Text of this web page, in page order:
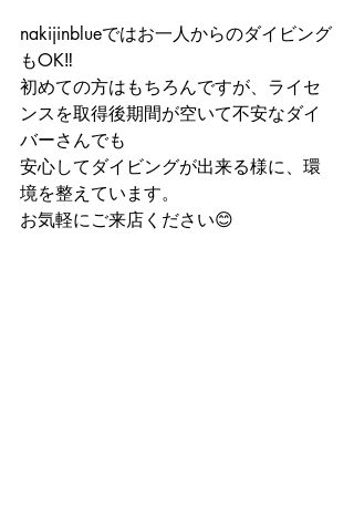
nakijinblueではお一人からのダイビング
もOK‼️
初めての方はもちろんですが、ライセ
ンスを取得後期間が空いて不安なダイ
バーさんでも
安心してダイビングが出来る様に、環
境を整えています。
お気軽にご来店ください😊